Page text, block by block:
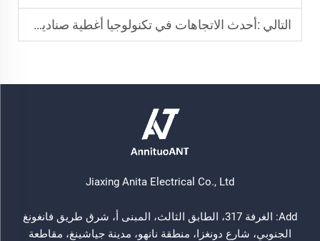
التالي :أحدث الاتجاهات في تكنولوجيا أغطية صناديق الكهرباء المقاومة للماء
Jiaxing Anita Electrical Co., Ltd
Add: الغرفة 317، الطابق الثالث، المبنى أ، شرق طريق فانغونغ
الجنوبي، شارع دونغزا، منطقة نانهو، مدينة جياشينغ، مقاطعة